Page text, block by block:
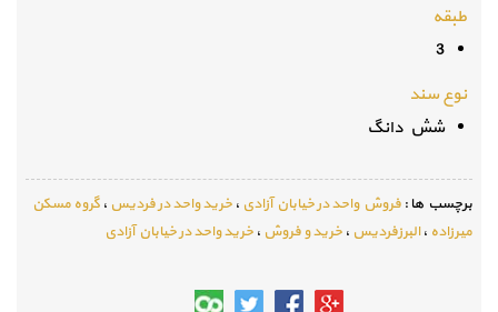
طبقه
3
نوع سند
شش دانگ
برچسب ها :فروش واحد در خیابان آزادی ،خرید واحد در فردیس ،گروه مسکن
میرزاده ،البرزفردیس ،خرید و فروش ،خرید واحد در خیابان آزادی